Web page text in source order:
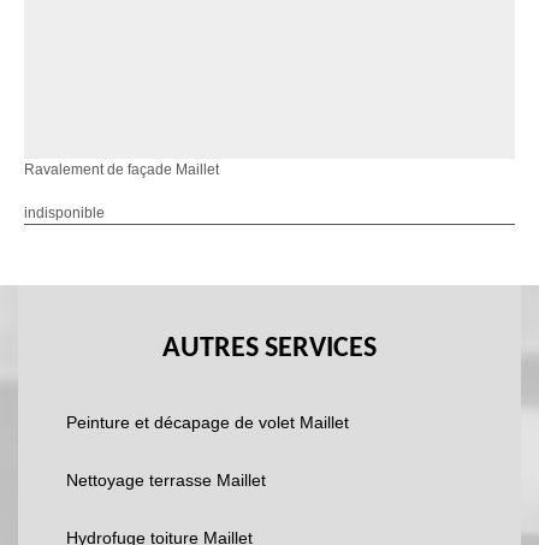
Ravalement de façade Maillet
indisponible
AUTRES SERVICES
Peinture et décapage de volet Maillet
Nettoyage terrasse Maillet
Hydrofuge toiture Maillet